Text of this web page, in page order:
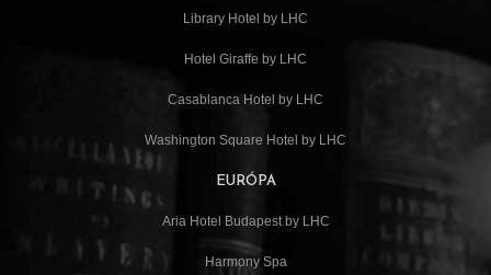
Library Hotel by LHC
Hotel Giraffe by LHC
Casablanca Hotel by LHC
Washington Square Hotel by LHC
EURÓPA
Aria Hotel Budapest by LHC
Harmony Spa